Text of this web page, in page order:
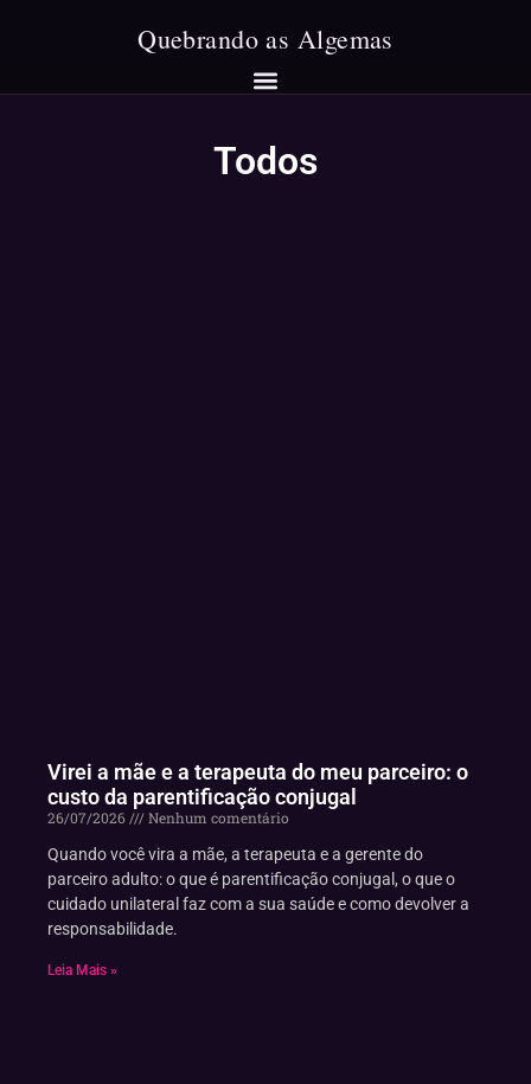
Todos
Virei a mãe e a terapeuta do meu parceiro: o
custo da parentificação conjugal
26/07/2026
Nenhum comentário
Quando você vira a mãe, a terapeuta e a gerente do
parceiro adulto: o que é parentificação conjugal, o que o
cuidado unilateral faz com a sua saúde e como devolver a
responsabilidade.
Leia Mais »